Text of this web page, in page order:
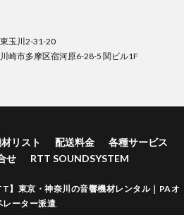
玉川2-31-20
崎市多摩区宿河原6-28-5 関ビル1F
リスト 配送料金
各種サービス
せ RTT SOUNDSYSTEM
】東京・神奈川の音響機材レンタル｜PAオ
レーター派遣.